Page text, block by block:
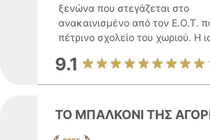
ξενώνα που στεγάζεται στο
ανακαινισμένο από τον Ε.Ο.Τ.
πέτρινο σχολείο του χωριού. Η
9.1
ΤΟ ΜΠΑΛΚΟΝΙ ΤΗΣ